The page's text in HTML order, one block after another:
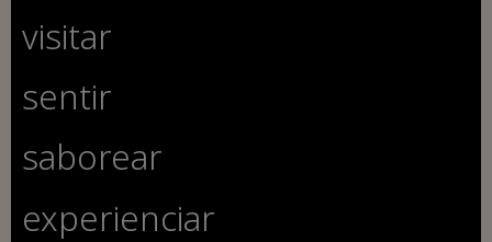
visitar
sentir
saborear
experienciar